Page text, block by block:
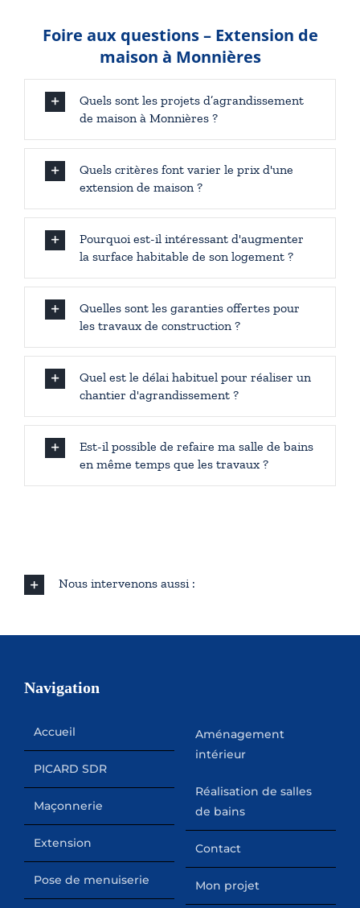
Foire aux questions – Extension de
maison à Monnières
Quels sont les projets d’agrandissement
de maison à Monnières ?
Quels critères font varier le prix d'une
extension de maison ?
Pourquoi est-il intéressant d'augmenter
la surface habitable de son logement ?
Quelles sont les garanties offertes pour
les travaux de construction ?
Quel est le délai habituel pour réaliser un
chantier d'agrandissement ?
Est-il possible de refaire ma salle de bains
en même temps que les travaux ?
Nous intervenons aussi :
Navigation
Accueil
PICARD SDR
Maçonnerie
Extension
Pose de menuiserie
Aménagement
intérieur
Réalisation de salles
de bains
Contact
Mon projet